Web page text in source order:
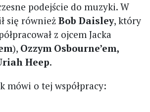
podejście do muzyki. W
się równieżBob Daisley, który
z ojcem Jacka
), Ozzym Osbourne’em,
Heep.
mówi o tej współpracy: